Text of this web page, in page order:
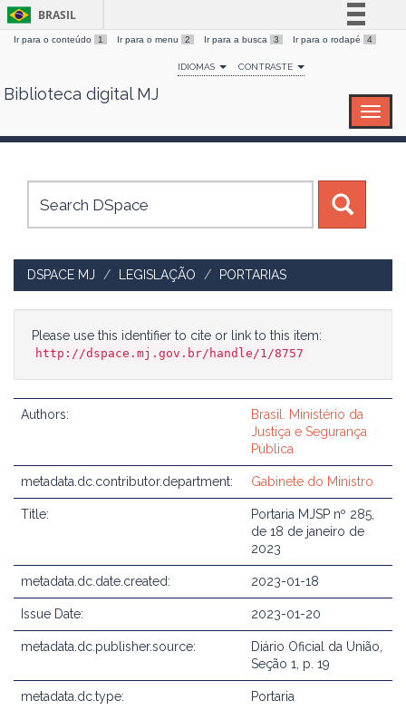
Skip
BRASIL
Simplifique!
Comunica BR
Canais
Ir para o conteúdo 1 Ir para o menu 2 Ir para a busca 3 Ir para o rodapé 4
IDIOMAS CONTRASTE
Biblioteca digital MJ
DSPACE MJ LEGISLAÇÃO PORTARIAS
Please use this identifier to cite or link to this item:
http://dspace.mj.gov.br/handle/1/8757
Authors:
Brasil. Ministério da
Justiça e Segurança
Pública
metadata.dc.contributor.department: Gabinete do Ministro
Title:
Portaria MJSP nº 285,
de 18 de janeiro de
2023
metadata.dc.date.created: 2023-01-18
Issue Date: 2023-01-20
metadata.dc.publisher.source:
Diário Oficial da União,
Seção 1, p. 19
metadata.dc.type: Portaria